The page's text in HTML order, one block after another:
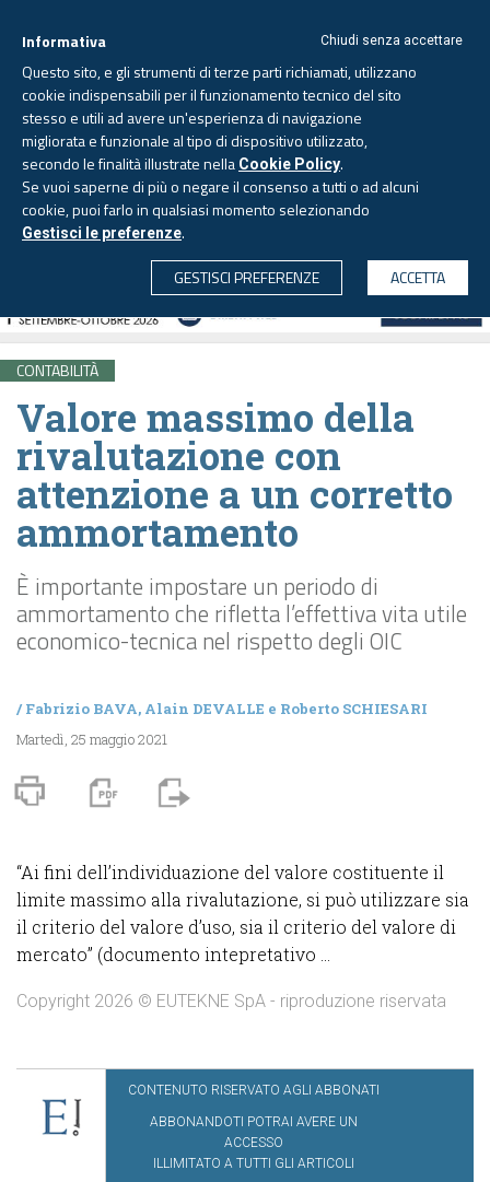
CERCA
Giovedì, 6 agosto 2026 - Aggiornato alle 6.00
CONTABILITÀ
Valore massimo della
rivalutazione con
attenzione a un corretto
ammortamento
È importante impostare un periodo di
ammortamento che rifletta l’effettiva vita utile
economico-tecnica nel rispetto degli OIC
/Fabrizio BAVA, Alain DEVALLE e Roberto SCHIESARI
Martedì, 25 maggio 2021
“Ai fini dell’individuazione del valore costituente il
limite massimo alla rivalutazione, si può utilizzare sia
il criterio del valore d’uso, sia il criterio del valore di
mercato” (documento intepretativo ...
Copyright 2026 © EUTEKNE SpA - riproduzione riservata
CONTENUTO RISERVATO AGLI ABBONATI
ABBONANDOTI POTRAI AVERE UN
ACCESSO
ILLIMITATO A TUTTI GLI ARTICOLI
Chiudi senza accettare
Informativa
Questo sito, e gli strumenti di terze parti richiamati, utilizzano
cookie indispensabili per il funzionamento tecnico del sito
stesso e utili ad avere un'esperienza di navigazione
migliorata e funzionale al tipo di dispositivo utilizzato,
secondo le finalità illustrate nella Cookie Policy.
Se vuoi saperne di più o negare il consenso a tutti o ad alcuni
cookie, puoi farlo in qualsiasi momento selezionando
Gestisci le preferenze.
GESTISCI PREFERENZE
ACCETTA